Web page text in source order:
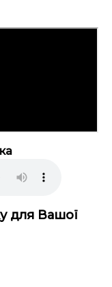
для Вашої